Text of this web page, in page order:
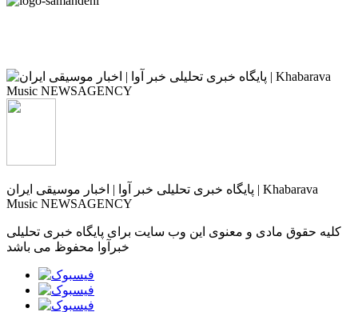
پایگاه خبری تحلیلی خبر آوا | اخبار موسیقی ایران | Khabarava
Music NEWSAGENCY
کلیه حقوق مادی و معنوی این وب سایت برای پایگاه خبری تحلیلی
خبرآوا محفوظ می باشد